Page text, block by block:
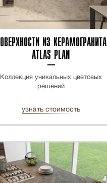
ПОВЕРХНОСТИ ИЗ КЕРАМОГРАНИТА
ATLAS PLAN
Коллекция уникальных цветовых
решений
узнать стоимость